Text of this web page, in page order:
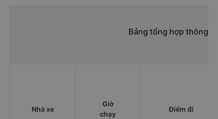
Bảng tổng hợp thông
Nhà xe
Giờ
chạy
Điểm đi